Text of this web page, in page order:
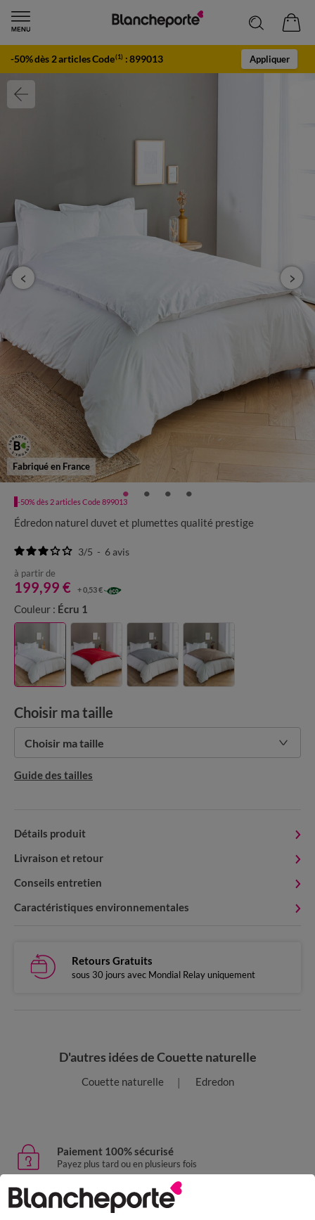
-50% dès 2 articles Code(1) :899013 Appliquer
Fabriqué en France
-50% dès 2 articles Code 899013
Édredon naturel duvet et plumettes qualité prestige
3/5 - 6avis
à partir de
199,99 € + 0,53 €
Couleur : Écru 1
Choisir ma taille
Choisir ma taille
Guide des tailles
Détails produit
Livraison et retour
Conseils entretien
Caractéristiques environnementales
Retours Gratuits
sous 30 jours avec Mondial Relay uniquement
D'autres idées de Couette naturelle
Couette naturelle Edredon
Paiement 100% sécurisé
Payez plus tard ou en plusieurs fois
Livraison express
domicile, relais, consignes automatiques